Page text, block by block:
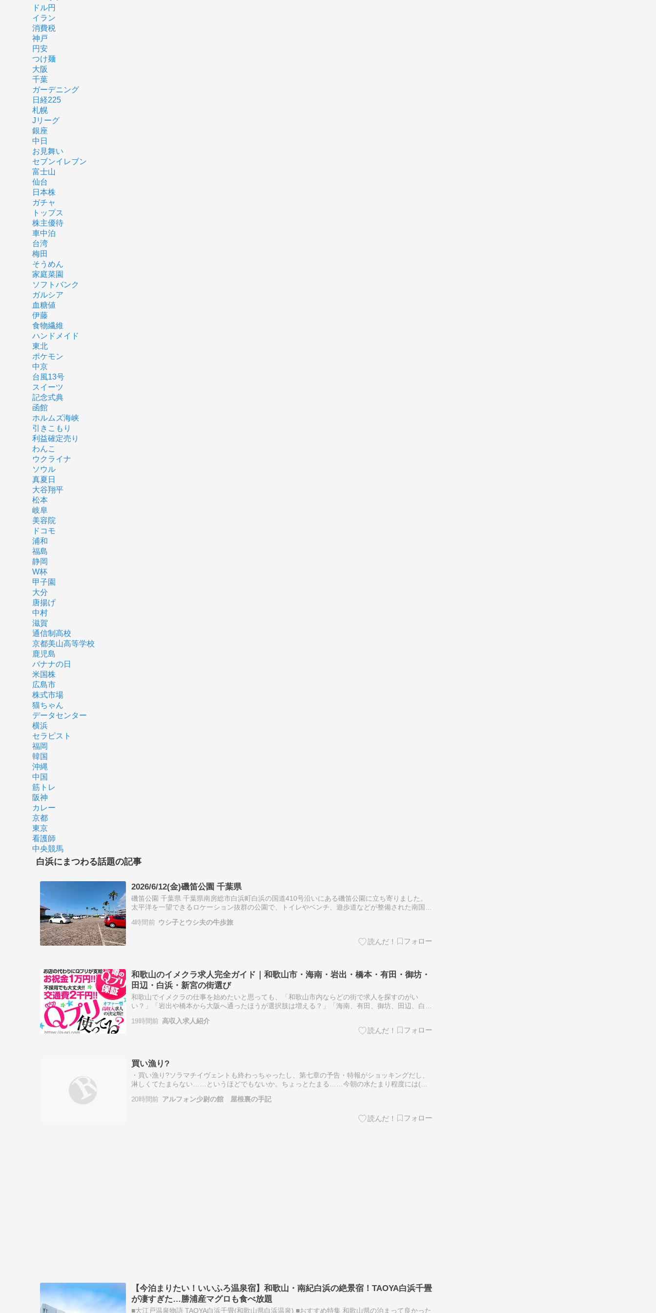
ドル円
イラン
消費税
神戸
円安
つけ麺
大阪
千葉
ガーデニング
日経225
札幌
Jリーグ
銀座
中日
お見舞い
セブンイレブン
富士山
仙台
日本株
ガチャ
トップス
株主優待
車中泊
台湾
梅田
そうめん
家庭菜園
ソフトバンク
ガルシア
血糖値
伊藤
食物繊維
ハンドメイド
東北
ポケモン
中京
台風13号
スイーツ
記念式典
函館
ホルムズ海峡
引きこもり
利益確定売り
わんこ
ウクライナ
ソウル
真夏日
大谷翔平
松本
岐阜
美容院
ドコモ
浦和
福島
静岡
W杯
甲子園
大分
唐揚げ
中村
滋賀
通信制高校
京都美山高等学校
鹿児島
バナナの日
米国株
広島市
株式市場
猫ちゃん
データセンター
横浜
セラピスト
福岡
韓国
沖縄
中国
筋トレ
阪神
カレー
京都
東京
看護師
中央競馬
白浜にまつわる話題の記事
2026/6/12(金)磯笛公園 千葉県
磯笛公園 千葉県 千葉県南房総市白浜町白浜の国道410号沿いにある磯笛公園に立ち寄りました。
太平洋を一望できるロケーション抜群の公園で、トイレやベンチ、遊歩道などが整備された南国の
販機なしお…
4時間前 ウシ子とウシ夫の牛歩旅
和歌山のイメクラ求人完全ガイド｜和歌山市・海南・岩出・橋本・有田・御坊・
田辺・白浜・新宮の街選び
和歌山でイメクラの仕事を始めたいと思っても、「和歌山市内ならどの街で求人を探すのがい
い？」「岩出や橋本から大阪へ通ったほうが選択肢は増える？」「海南、有田、御坊、田辺、白
理なのでは？」など、…
19時間前 高収入求人紹介
買い漁り?
・買い漁り?ソラマチイヴェントも終わっちゃったし、第七章の予告・特報がショッキングだし、
淋しくてたまらない……というほどでもないか。ちょっとたまる……今朝の水たまり程度には(は?
た美麗な絵柄…
20時間前 アルフォン少尉の館 屋根裏の手記
【今泊まりたい！いいふろ温泉宿】和歌山・南紀白浜の絶景宿！TAOYA白浜千畳
が凄すぎた…勝浦産マグロも食べ放題
■大江戸温泉物語 TAOYA白浜千畳(和歌山県白浜温泉) ■おすすめ特集 和歌山県の泊まって良かった